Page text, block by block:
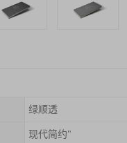
绿顺透
现代简约"